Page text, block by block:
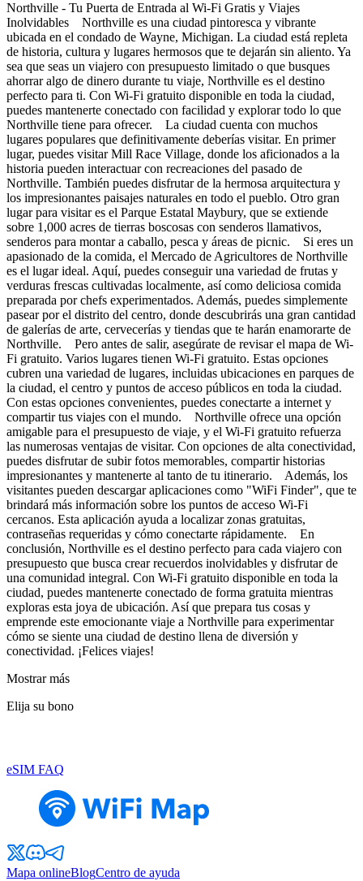
Northville - Tu Puerta de Entrada al Wi-Fi Gratis y Viajes
Inolvidables Northville es una ciudad pintoresca y vibrante
ubicada en el condado de Wayne, Michigan. La ciudad está repleta
de historia, cultura y lugares hermosos que te dejarán sin aliento. Ya
sea que seas un viajero con presupuesto limitado o que busques
ahorrar algo de dinero durante tu viaje, Northville es el destino
perfecto para ti. Con Wi-Fi gratuito disponible en toda la ciudad,
puedes mantenerte conectado con facilidad y explorar todo lo que
Northville tiene para ofrecer. La ciudad cuenta con muchos
lugares populares que definitivamente deberías visitar. En primer
lugar, puedes visitar Mill Race Village, donde los aficionados a la
historia pueden interactuar con recreaciones del pasado de
Northville. También puedes disfrutar de la hermosa arquitectura y
los impresionantes paisajes naturales en todo el pueblo. Otro gran
lugar para visitar es el Parque Estatal Maybury, que se extiende
sobre 1,000 acres de tierras boscosas con senderos llamativos,
senderos para montar a caballo, pesca y áreas de picnic. Si eres un
apasionado de la comida, el Mercado de Agricultores de Northville
es el lugar ideal. Aquí, puedes conseguir una variedad de frutas y
verduras frescas cultivadas localmente, así como deliciosa comida
preparada por chefs experimentados. Además, puedes simplemente
pasear por el distrito del centro, donde descubrirás una gran cantidad
de galerías de arte, cervecerías y tiendas que te harán enamorarte de
Northville. Pero antes de salir, asegúrate de revisar el mapa de Wi-
Fi gratuito. Varios lugares tienen Wi-Fi gratuito. Estas opciones
cubren una variedad de lugares, incluidas ubicaciones en parques de
la ciudad, el centro y puntos de acceso públicos en toda la ciudad.
Con estas opciones convenientes, puedes conectarte a internet y
compartir tus viajes con el mundo. Northville ofrece una opción
amigable para el presupuesto de viaje, y el Wi-Fi gratuito refuerza
las numerosas ventajas de visitar. Con opciones de alta conectividad,
puedes disfrutar de subir fotos memorables, compartir historias
impresionantes y mantenerte al tanto de tu itinerario. Además, los
visitantes pueden descargar aplicaciones como "WiFi Finder", que te
brindará más información sobre los puntos de acceso Wi-Fi
cercanos. Esta aplicación ayuda a localizar zonas gratuitas,
contraseñas requeridas y cómo conectarte rápidamente. En
conclusión, Northville es el destino perfecto para cada viajero con
presupuesto que busca crear recuerdos inolvidables y disfrutar de
una comunidad integral. Con Wi-Fi gratuito disponible en toda la
ciudad, puedes mantenerte conectado de forma gratuita mientras
exploras esta joya de ubicación. Así que prepara tus cosas y
emprende este emocionante viaje a Northville para experimentar
cómo se siente una ciudad de destino llena de diversión y
conectividad. ¡Felices viajes!
Mostrar más
Elija su bono
eSIM FAQ
Mapa onlineBlogCentro de ayuda